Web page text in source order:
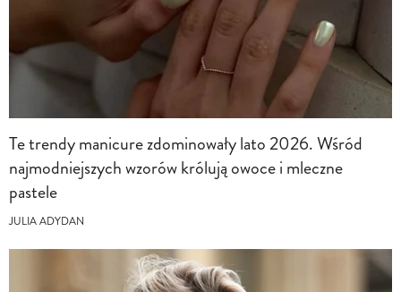
Te trendy manicure zdominowały lato 2026. Wśród
najmodniejszych wzorów królują owoce i mleczne
pastele
JULIA ADYDAN